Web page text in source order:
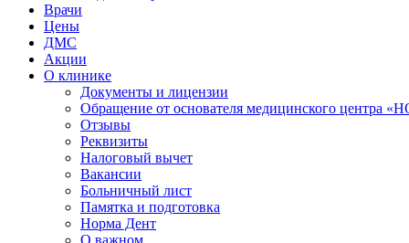
Врачи
Цены
ДМС
Акции
О клинике
Документы и лицензии
Обращение от основателя медицинского центра
Отзывы
Реквизиты
Налоговый вычет
Вакансии
Больничный лист
Памятка и подготовка
Норма Дент
О важном